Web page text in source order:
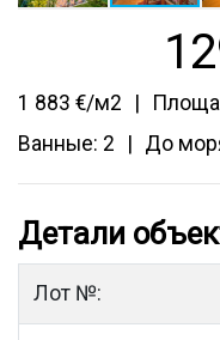
1 883 €/м2
Ванные: 2
До
Детали
Лот №: